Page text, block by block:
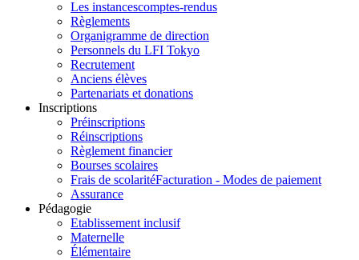
Les instancescomptes-rendus
Règlements
Organigramme de direction
Personnels du LFI Tokyo
Recrutement
Anciens élèves
Partenariats et donations
Inscriptions
Préinscriptions
Réinscriptions
Règlement financier
Bourses scolaires
Frais de scolaritéFacturation - Modes de paiement
Assurance
Pédagogie
Etablissement inclusif
Maternelle
Élémentaire